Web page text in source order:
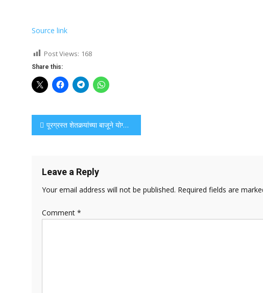
Source link
Post Views: 168
Share this:
Post
पूरग्रस्त शेतकर्‍यांच्या बाजूने योग्य निर्णय घेण्यासाठी सरकार; राजकारणास इश्यूमध्ये आणण्याची गरज नाही: शिंदे
Leave a Reply
Your email address will not be published. Required fields are
Comment *